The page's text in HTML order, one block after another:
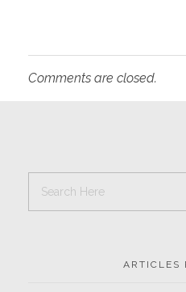
Comments are closed.
ARTICLES